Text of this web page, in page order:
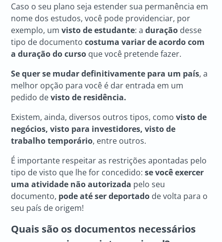
Caso o seu plano seja estender sua permanência em
nome dos estudos, você pode providenciar, por
exemplo, umvisto de estudante: aduração desse
tipo de documentocostuma variar de acordo com
a duração do curso que você pretende fazer.
Se quer se mudar definitivamente para um país, a
melhor opção para você é dar entrada em um
pedido devisto de residência.
Existem, ainda, diversos outros tipos, comovisto de
negócios, visto para investidores, visto de
trabalho temporário, entre outros.
É importante respeitar as restrições apontadas pelo
tipo de visto que lhe for concedido:se você exercer
uma atividade não autorizada pelo seu
documento, pode até ser deportado de volta para o
seu país de origem!
Quais são os documentos necessários